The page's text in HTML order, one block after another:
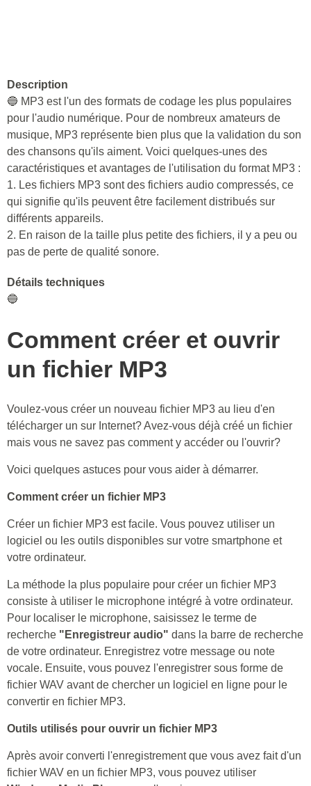
Description
🔵 MP3 est l'un des formats de codage les plus populaires
pour l'audio numérique. Pour de nombreux amateurs de
musique, MP3 représente bien plus que la validation du son
des chansons qu'ils aiment. Voici quelques-unes des
caractéristiques et avantages de l'utilisation du format MP3 :
1. Les fichiers MP3 sont des fichiers audio compressés, ce
qui signifie qu'ils peuvent être facilement distribués sur
différents appareils.
2. En raison de la taille plus petite des fichiers, il y a peu ou
pas de perte de qualité sonore.
Détails techniques
🔵
Comment créer et ouvrir
un fichier MP3
Voulez-vous créer un nouveau fichier MP3 au lieu d'en
télécharger un sur Internet? Avez-vous déjà créé un fichier
mais vous ne savez pas comment y accéder ou l'ouvrir?
Voici quelques astuces pour vous aider à démarrer.
Comment créer un fichier MP3
Créer un fichier MP3 est facile. Vous pouvez utiliser un
logiciel ou les outils disponibles sur votre smartphone et
votre ordinateur.
La méthode la plus populaire pour créer un fichier MP3
consiste à utiliser le microphone intégré à votre ordinateur.
Pour localiser le microphone, saisissez le terme de
recherche "Enregistreur audio" dans la barre de recherche
de votre ordinateur. Enregistrez votre message ou note
vocale. Ensuite, vous pouvez l'enregistrer sous forme de
fichier WAV avant de chercher un logiciel en ligne pour le
convertir en fichier MP3.
Outils utilisés pour ouvrir un fichier MP3
Après avoir converti l'enregistrement que vous avez fait d'un
fichier WAV en un fichier MP3, vous pouvez utiliser